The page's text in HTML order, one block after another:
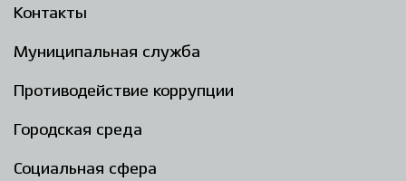
Контакты
Муниципальная служба
Противодействие коррупции
Городская среда
Социальная сфера